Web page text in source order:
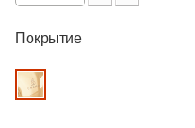
Покрытие